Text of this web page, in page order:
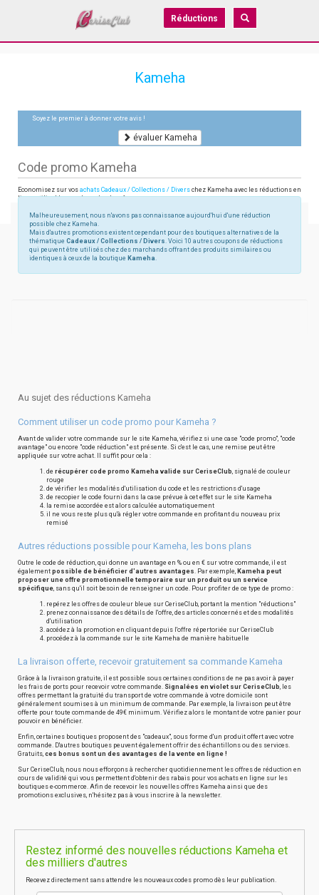
Réductions
Kameha
Soyez le premier à donner votre avis !
évaluer Kameha
Code promo Kameha
Economisez sur vos achats Cadeaux / Collections / Divers chez Kameha avec les réductions en
ligne utilisables sur kamehashop.fr
Malheureusement, nous n'avons pas connaissance aujourd'hui d'une réduction
possible chez Kameha.
Mais d'autres promotions existent cependant pour des boutiques alternatives de la
thématique Cadeaux / Collections / Divers. Voici 10 autres coupons de réductions
qui peuvent être utilisés chez des marchands offrant des produits similaires ou
identiques à ceux de la boutique Kameha.
Au sujet des réductions Kameha
Comment utiliser un code promo pour Kameha ?
Avant de valider votre commande sur le site Kameha, vérifiez si une case "code promo", "code
avantage" ou encore "code réduction" est présente. Si c'est le cas, une remise peut être
appliquée sur votre achat. Il suffit pour cela :
de récupérer code promo Kameha valide sur CeriseClub, signalé de couleur
rouge
de vérifier les modalités d'utilisation du code et les restrictions d'usage
de recopier le code fourni dans la case prévue à cet effet sur le site Kameha
la remise accordée est alors calculée automatiquement
il ne vous reste plus qu'à régler votre commande en profitant du nouveau prix
remisé
Autres réductions possible pour Kameha, les bons plans
Outre le code de réduction, qui donne un avantage en % ou en € sur votre commande, il est
également possible de bénéficier d'autres avantages. Par exemple, Kameha peut
proposer une offre promotionnelle temporaire sur un produit ou un service
spécifique, sans qu'il soit besoin de renseigner un code. Pour profiter de ce type de promo :
repérez les offres de couleur bleue sur CeriseClub, portant la mention "réductions"
prenez connaissance des détails de l'offre, des articles concernés et des modalités
d'utilisation
accédez à la promotion en cliquant depuis l'offre répertoriée sur CeriseClub
procédez à la commande sur le site Kameha de manière habituelle
La livraison offerte, recevoir gratuitement sa commande Kameha
Grâce à la livraison gratuite, il est possible sous certaines conditions de ne pas avoir à payer
les frais de ports pour recevoir votre commande. Signalées en violet sur CeriseClub, les
offres permettant la gratuité du transport de votre commande à votre domicile sont
généralement soumises à un minimum de commande. Par exemple, la livraison peut être
offerte pour toute commande de 49€ minimum. Vérifiez alors le montant de votre panier pour
pouvoir en bénéficier.
Enfin, certaines boutiques proposent des "cadeaux", sous forme d'un produit offert avec votre
commande. D'autres boutiques peuvent également offrir des échantillons ou des services.
Gratuits, ces bonus sont un des avantages de la vente en ligne !
Sur CeriseClub, nous nous efforçons à rechercher quotidiennement les offres de réduction en
cours de validité qui vous permettent d'obtenir des rabais pour vos achats en ligne sur les
boutiques e-commerce. Afin de recevoir les nouvelles offres Kameha ainsi que des
promotions exclusives, n'hésitez pas à vous inscrire à la newsletter.
Restez informé des nouvelles réductions Kameha et
des milliers d'autres
Recevez directement sans attendre les nouveaux codes promo dès leur publication.